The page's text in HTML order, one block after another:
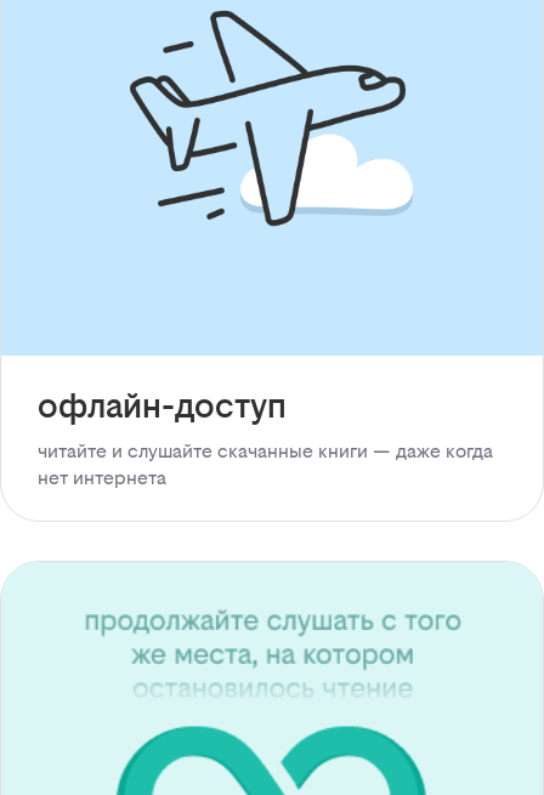
офлайн-доступ
читайте и слушайте скачанные книги — даже когда
нет интернета